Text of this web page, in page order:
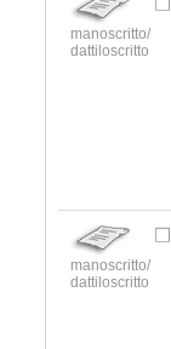
manoscritto/
dattiloscritto
manoscritto/
dattiloscritto